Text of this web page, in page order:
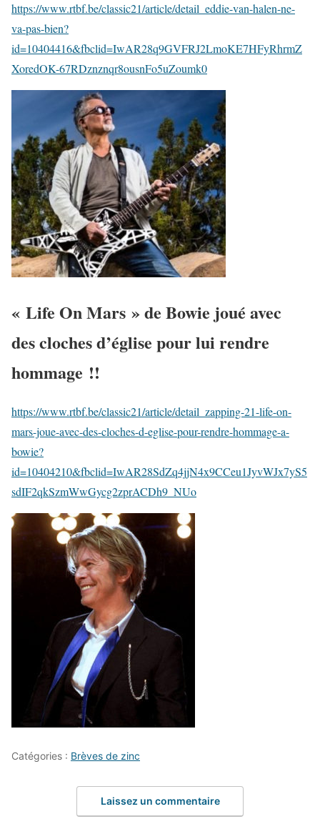
https://www.rtbf.be/classic21/article/detail_eddie-van-halen-ne-
va-pas-bien?
id=10404416&fbclid=IwAR28q9GVFRJ2LmoKE7HFyRhrmZ
XoredOK-67RDznznqr8ousnFo5uZoumk0
« Life On Mars » de Bowie joué avec
des cloches d’église pour lui rendre
hommage !!
https://www.rtbf.be/classic21/article/detail_zapping-21-life-on-
mars-joue-avec-des-cloches-d-eglise-pour-rendre-hommage-a-
bowie?
id=10404210&fbclid=IwAR28SdZq4jjN4x9CCeu1JyvWJx7yS5
sdIF2qkSzmWwGycg2zprACDh9_NUo
Catégories : Brèves de zinc
Laissez un commentaire